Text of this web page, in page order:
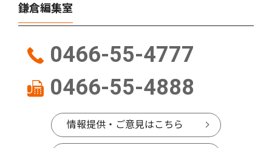
鎌倉編集室
0466-55-4777
0466-55-4888
情報提供・ご意見はこちら